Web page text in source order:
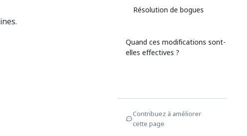
Résolution de bogues
Quand ces modifications sont-
elles effectives ?
Contribuez à améliorer
cette page